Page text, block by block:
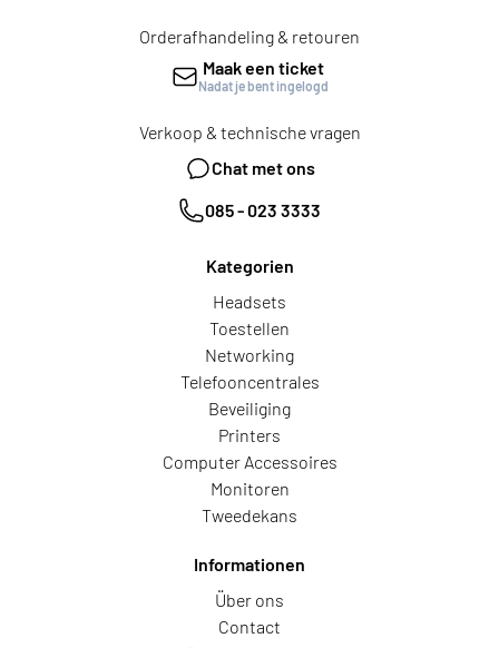
Orderafhandeling & retouren
Maak een ticket
Nadat je bent ingelogd
Verkoop & technische vragen
Chat met ons
085 - 023 3333
Kategorien
Headsets
Toestellen
Networking
Telefooncentrales
Beveiliging
Printers
Computer Accessoires
Monitoren
Tweedekans
Informationen
Über ons
Contact